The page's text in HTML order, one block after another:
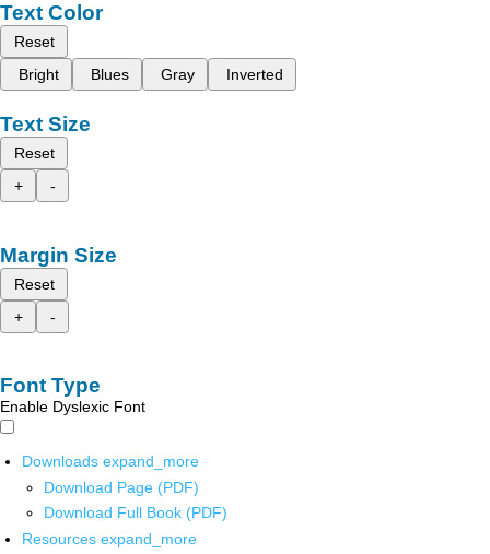
Text Color
Reset
Bright
Blues Gray Inverted
Text Size
Reset
+
-
Margin Size
Reset
+
-
Font Type
Enable Dyslexic Font
Downloads expand_more
Download Page (PDF)
Download Full Book (PDF)
Resources expand_more